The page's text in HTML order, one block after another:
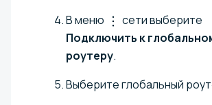
В меню
сети выберите
Подключить к
роутеру.
Выберите глобальный